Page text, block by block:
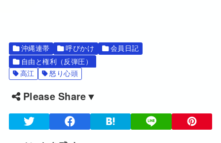
沖縄連帯 呼びかけ
会員日記
自由と権利（反弾圧）
高江
怒り心頭
Please Share▼